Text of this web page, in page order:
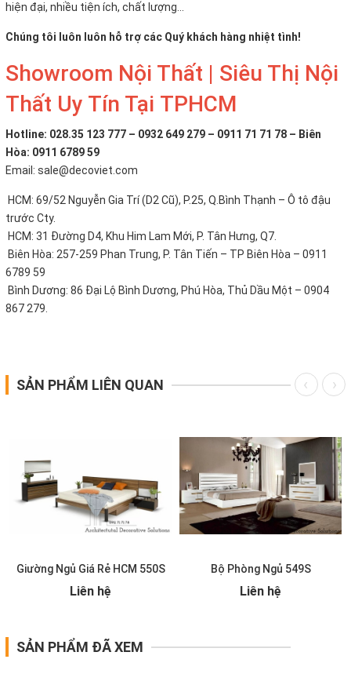
hiện đại, nhiều tiện ích, chất lượng...
Chúng tôi luôn luôn hỗ trợ các Quý khách hàng nhiệt tình!
Showroom Nội Thất | Siêu Thị Nội
Thất Uy Tín Tại TPHCM
Hotline: 028.35 123 777 – 0932 649 279 – 0911 71 71 78 – Biên
Hòa: 0911 6789 59
Email: sale@decoviet.com
HCM: 69/52 Nguyễn Gia Trí (D2 Cũ), P.25, Q.Bình Thạnh – Ô tô đậu
trước Cty.
HCM: 31 Đường D4, Khu Him Lam Mới, P. Tân Hưng, Q7.
Biên Hòa: 257-259 Phan Trung, P. Tân Tiến – TP Biên Hòa – 0911
6789 59
Bình Dương: 86 Đại Lộ Bình Dương, Phú Hòa, Thủ Dầu Một – 0904
867 279.
SẢN PHẨM LIÊN QUAN
Giường Ngủ Giá Rẻ HCM 550S
Liên hệ
Bộ Phòng Ngủ 549S
Liên hệ
SẢN PHẨM ĐÃ XEM